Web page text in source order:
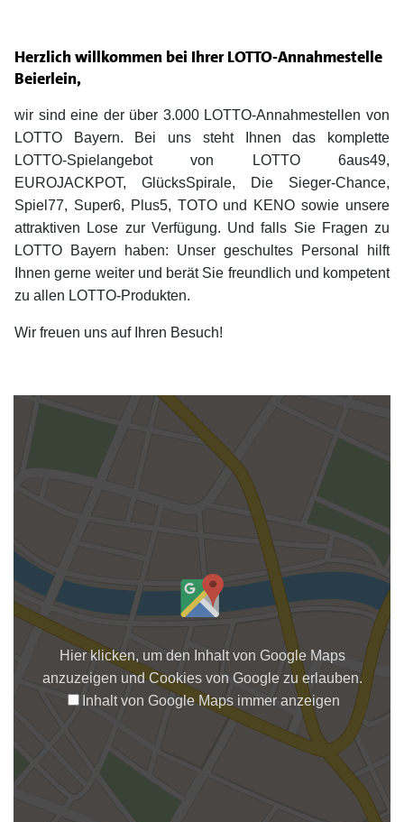
Herzlich willkommen bei Ihrer LOTTO-Annahmestelle
Beierlein,
wir sind eine der über 3.000 LOTTO-Annahmestellen von
LOTTO Bayern. Bei uns steht Ihnen das komplette
LOTTO-Spielangebot von LOTTO 6aus49,
EUROJACKPOT, GlücksSpirale, Die Sieger-Chance,
Spiel77, Super6, Plus5, TOTO und KENO sowie unsere
attraktiven Lose zur Verfügung. Und falls Sie Fragen zu
LOTTO Bayern haben: Unser geschultes Personal hilft
Ihnen gerne weiter und berät Sie freundlich und kompetent
zu allen LOTTO-Produkten.
Wir freuen uns auf Ihren Besuch!
Hier klicken, um den Inhalt von Google Maps
anzuzeigen und Cookies von Google zu erlauben.
Inhalt von Google Maps immer anzeigen